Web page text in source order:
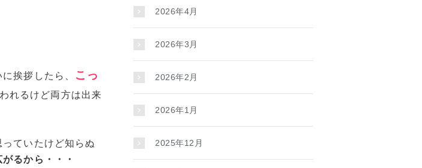
挨拶したら、
こっ
れるけど両方は出来
ていたけど知らぬ
るから・・・
2026年4月
2026年3月
2026年2月
2026年1月
2025年12月